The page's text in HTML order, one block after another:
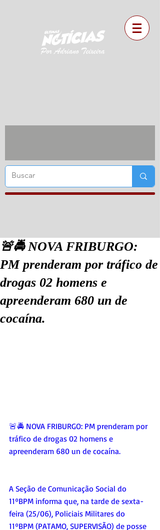
🚨🚔 NOVA FRIBURGO:
PM prenderam por tráfico de
drogas 02 homens e
apreenderam 680 un de
cocaína.
🚨🚔 NOVA FRIBURGO: PM prenderam por
tráfico de drogas 02 homens e
apreenderam 680 un de cocaína.
A Seção de Comunicação Social do
11ºBPM informa que, na tarde de sexta-
feira (25/06), Policiais Militares do
11ºBPM (PATAMO, SUPERVISÃO) de posse